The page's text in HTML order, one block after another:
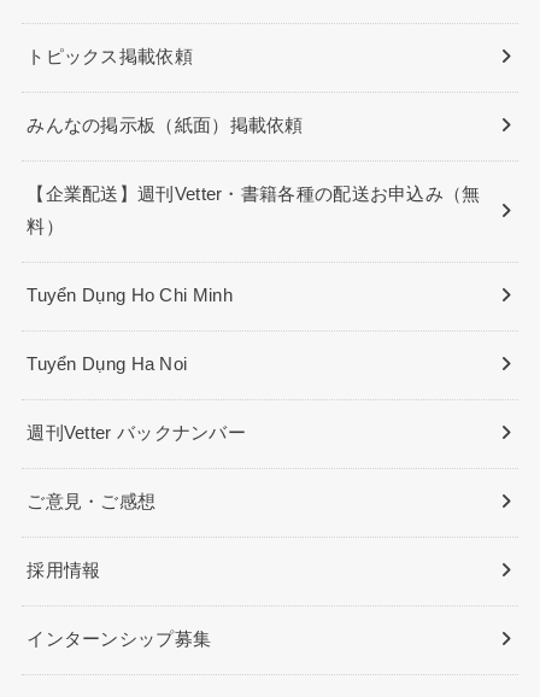
トピックス掲載依頼
みんなの掲示板（紙面）掲載依頼
【企業配送】週刊Vetter・書籍各種の配送お申込み（無
料）
Tuyển Dụng Ho Chi Minh
Tuyển Dụng Ha Noi
週刊Vetter バックナンバー
ご意見・ご感想
採用情報
インターンシップ募集